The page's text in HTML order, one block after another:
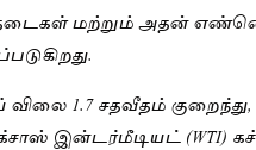
தடைகள் மற்றும் அதன்
1.7 சதவீதம் குறைந்து,
இன்டர்மீடியட் (WTI)